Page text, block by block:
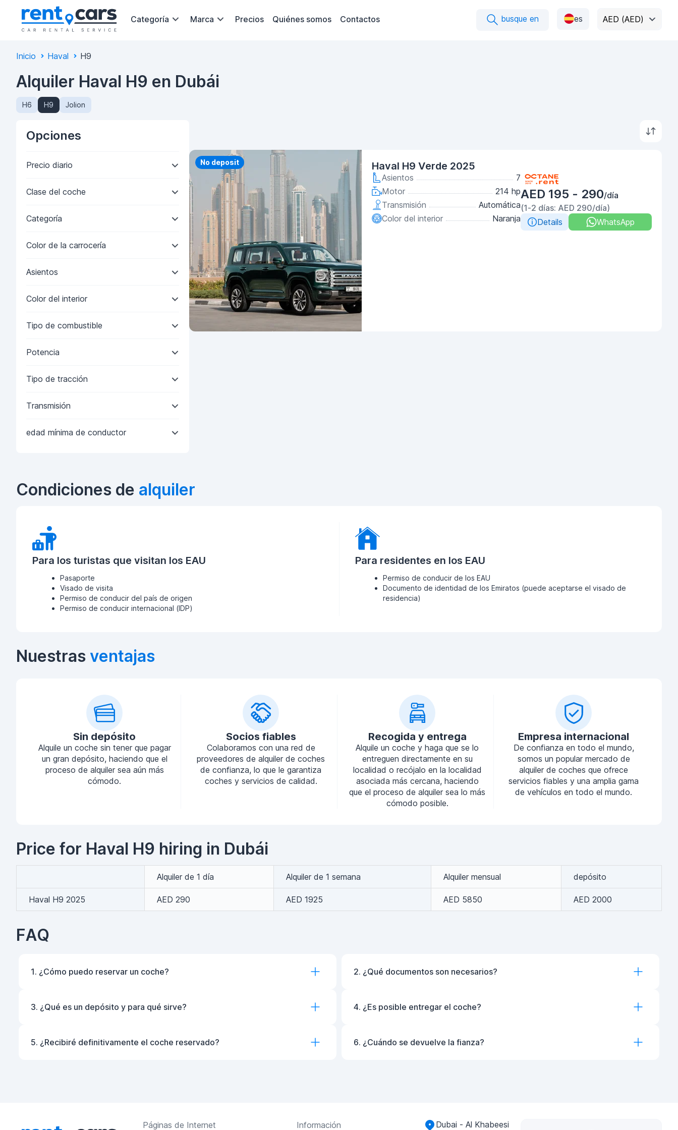
Categoría Marca Precios Quiénes somos Contactos busque en es AED (AED)
Inicio Haval H9
Alquiler Haval H9 en Dubái
H6 H9 Jolion
Opciones
Precio diario
Clase del coche
Categoría
Color de la carrocería
Asientos
Color del interior
Tipo de combustible
Potencia
Tipo de tracción
Transmisión
edad mínima de conductor
Priority
No deposit Haval H9 Verde 2025
Asientos
7
Motor
214 hp
Transmisión
Automática
Color del interior
Naranja
AED 195 - 290/día
(1-2 días: AED 290/día)
Details
WhatsApp
Condiciones de alquiler
Para los turistas que visitan los EAU
Pasaporte
Visado de visita
Permiso de conducir del país de origen
Permiso de conducir internacional (IDP)
Para residentes en los EAU
Permiso de conducir de los EAU
Documento de identidad de los Emiratos (puede aceptarse el visado de
residencia)
Nuestras ventajas
Sin depósito
Alquile un coche sin tener que pagar
un gran depósito, haciendo que el
proceso de alquiler sea aún más
cómodo.
Socios fiables
Colaboramos con una red de
proveedores de alquiler de coches
de confianza, lo que le garantiza
coches y servicios de calidad.
Recogida y entrega
Alquile un coche y haga que se lo
entreguen directamente en su
localidad o recójalo en la localidad
asociada más cercana, haciendo
que el proceso de alquiler sea lo más
cómodo posible.
Empresa internacional
De confianza en todo el mundo,
somos un popular mercado de
alquiler de coches que ofrece
servicios fiables y una amplia gama
de vehículos en todo el mundo.
Price for Haval H9 hiring in Dubái
Alquiler de 1 día Alquiler de 1 semana Alquiler mensual depósito
Haval H9 2025 AED 290 AED 1925 AED 5850 AED 2000
FAQ
1. ¿Cómo puedo reservar un coche?
3. ¿Qué es un depósito y para qué sirve?
5. ¿Recibiré definitivamente el coche reservado?
2. ¿Qué documentos son necesarios?
4. ¿Es posible entregar el coche?
6. ¿Cuándo se devuelve la fianza?
Páginas de Internet Información Dubai - Al Khabeesi